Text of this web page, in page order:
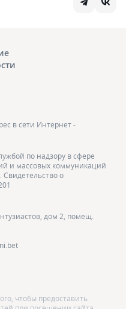
в сети Интернет -
по надзору в сфере
и массовых коммуникаций
Свидетельство о
дом 2, помещ.
чтобы предоставить